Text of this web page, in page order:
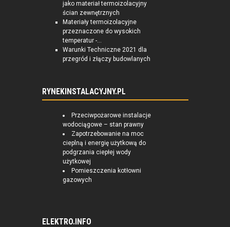
jako materiał termoizolacyjny
ścian zewnętrznych
Materiały termoizolacyjne
przeznaczone do wysokich
temperatur -...
Warunki Techniczne 2021 dla
przegród i złączy budowlanych
RYNEKINSTALACYJNY.PL
Przeciwpożarowe instalacje
wodociągowe – stan prawny
Zapotrzebowanie na moc
cieplną i energię użytkową do
podgrzania ciepłej wody
użytkowej
Pomieszczenia kotłowni
gazowych
ELEKTRO.INFO